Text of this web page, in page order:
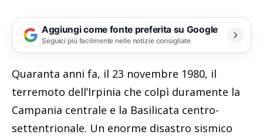
Aggiungi come fonte preferita su Google
Seguici più facilmente nelle notizie consigliate
Quaranta anni fa, il 23 novembre 1980, il
terremoto dell’Irpinia che colpì duramente la
Campania centrale e la Basilicata centro-
settentrionale. Un enorme disastro sismico